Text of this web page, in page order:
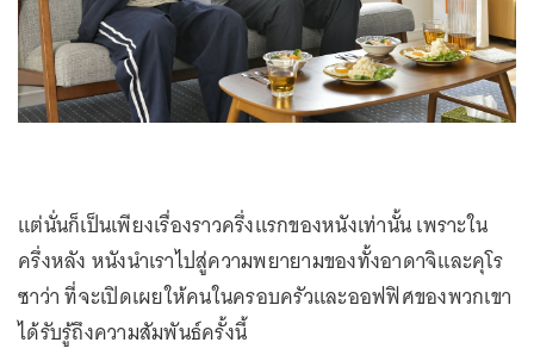
แต่นั่นก็เป็นเพียงเรื่องราวครึ่งแรกของหนังเท่านั้น เพราะใน
ครึ่งหลัง หนังนำเราไปสู่ความพยายามของทั้งอาดาจิและคุโร
ซาว่า ที่จะเปิดเผยให้คนในครอบครัวและออฟฟิศของพวกเขา
ได้รับรู้ถึงความสัมพันธ์ครั้งนี้